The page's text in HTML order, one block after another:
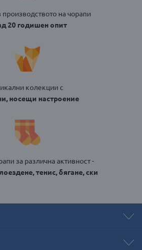
производството на чорапи
20 годишен опит
колекции с
носещи настроение
за различна активност -
тенис, бягане, ски